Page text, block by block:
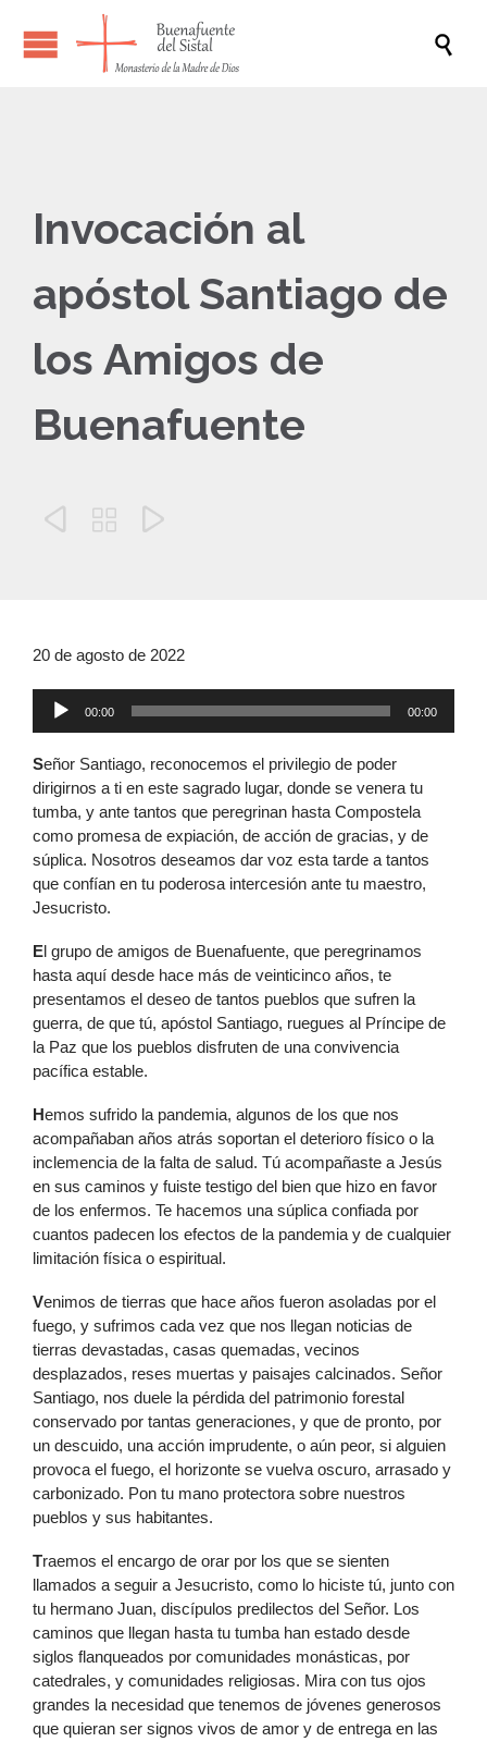

Invocación al
apóstol Santiago de
los Amigos de
Buenafuente
  
20 de agosto de 2022
00:00 00:00
Señor Santiago, reconocemos el privilegio de poder
dirigirnos a ti en este sagrado lugar, donde se venera tu
tumba, y ante tantos que peregrinan hasta Compostela
como promesa de expiación, de acción de gracias, y de
súplica. Nosotros deseamos dar voz esta tarde a tantos
que confían en tu poderosa intercesión ante tu maestro,
Jesucristo.
El grupo de amigos de Buenafuente, que peregrinamos
hasta aquí desde hace más de veinticinco años, te
presentamos el deseo de tantos pueblos que sufren la
guerra, de que tú, apóstol Santiago, ruegues al Príncipe de
la Paz que los pueblos disfruten de una convivencia
pacífica estable.
Hemos sufrido la pandemia, algunos de los que nos
acompañaban años atrás soportan el deterioro físico o la
inclemencia de la falta de salud. Tú acompañaste a Jesús
en sus caminos y fuiste testigo del bien que hizo en favor
de los enfermos. Te hacemos una súplica confiada por
cuantos padecen los efectos de la pandemia y de cualquier
limitación física o espiritual.
Venimos de tierras que hace años fueron asoladas por el
fuego, y sufrimos cada vez que nos llegan noticias de
tierras devastadas, casas quemadas, vecinos
desplazados, reses muertas y paisajes calcinados. Señor
Santiago, nos duele la pérdida del patrimonio forestal
conservado por tantas generaciones, y que de pronto, por
un descuido, una acción imprudente, o aún peor, si alguien
provoca el fuego, el horizonte se vuelva oscuro, arrasado y
carbonizado. Pon tu mano protectora sobre nuestros
pueblos y sus habitantes.
Traemos el encargo de orar por los que se sienten
llamados a seguir a Jesucristo, como lo hiciste tú, junto con
tu hermano Juan, discípulos predilectos del Señor. Los
caminos que llegan hasta tu tumba han estado desde
siglos flanqueados por comunidades monásticas, por
catedrales, y comunidades religiosas. Mira con tus ojos
grandes la necesidad que tenemos de jóvenes generosos
que quieran ser signos vivos de amor y de entrega en las